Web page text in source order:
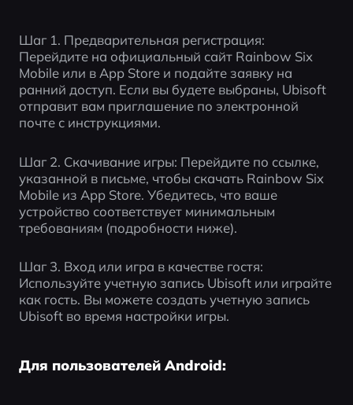
Шаг 1. Предварительная регистрация:
Перейдите на официальный сайт Rainbow Six
Mobile или в App Store и подайте заявку на
ранний доступ. Если вы будете выбраны, Ubisoft
отправит вам приглашение по электронной
почте с инструкциями.
Шаг 2. Скачивание игры: Перейдите по ссылке,
указанной в письме, чтобы скачать Rainbow Six
Mobile из App Store. Убедитесь, что ваше
устройство соответствует минимальным
требованиям (подробности ниже).
Шаг 3. Вход или игра в качестве гостя:
Используйте учетную запись Ubisoft или играйте
как гость. Вы можете создать учетную запись
Ubisoft во время настройки игры.
Для пользователей Android: